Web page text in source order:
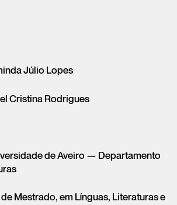
Júlio Lopes
Cristina Rodrigues
de Aveiro — Departamento
Mestrado, em Línguas, Literaturas e